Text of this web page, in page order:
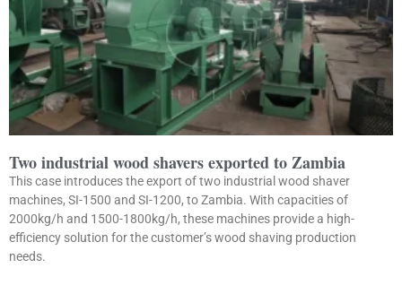
Two industrial wood shavers exported to Zambia
This case introduces the export of two industrial wood shaver
machines, SI-1500 and SI-1200, to Zambia. With capacities of
2000kg/h and 1500-1800kg/h, these machines provide a high-
efficiency solution for the customer’s wood shaving production
needs.